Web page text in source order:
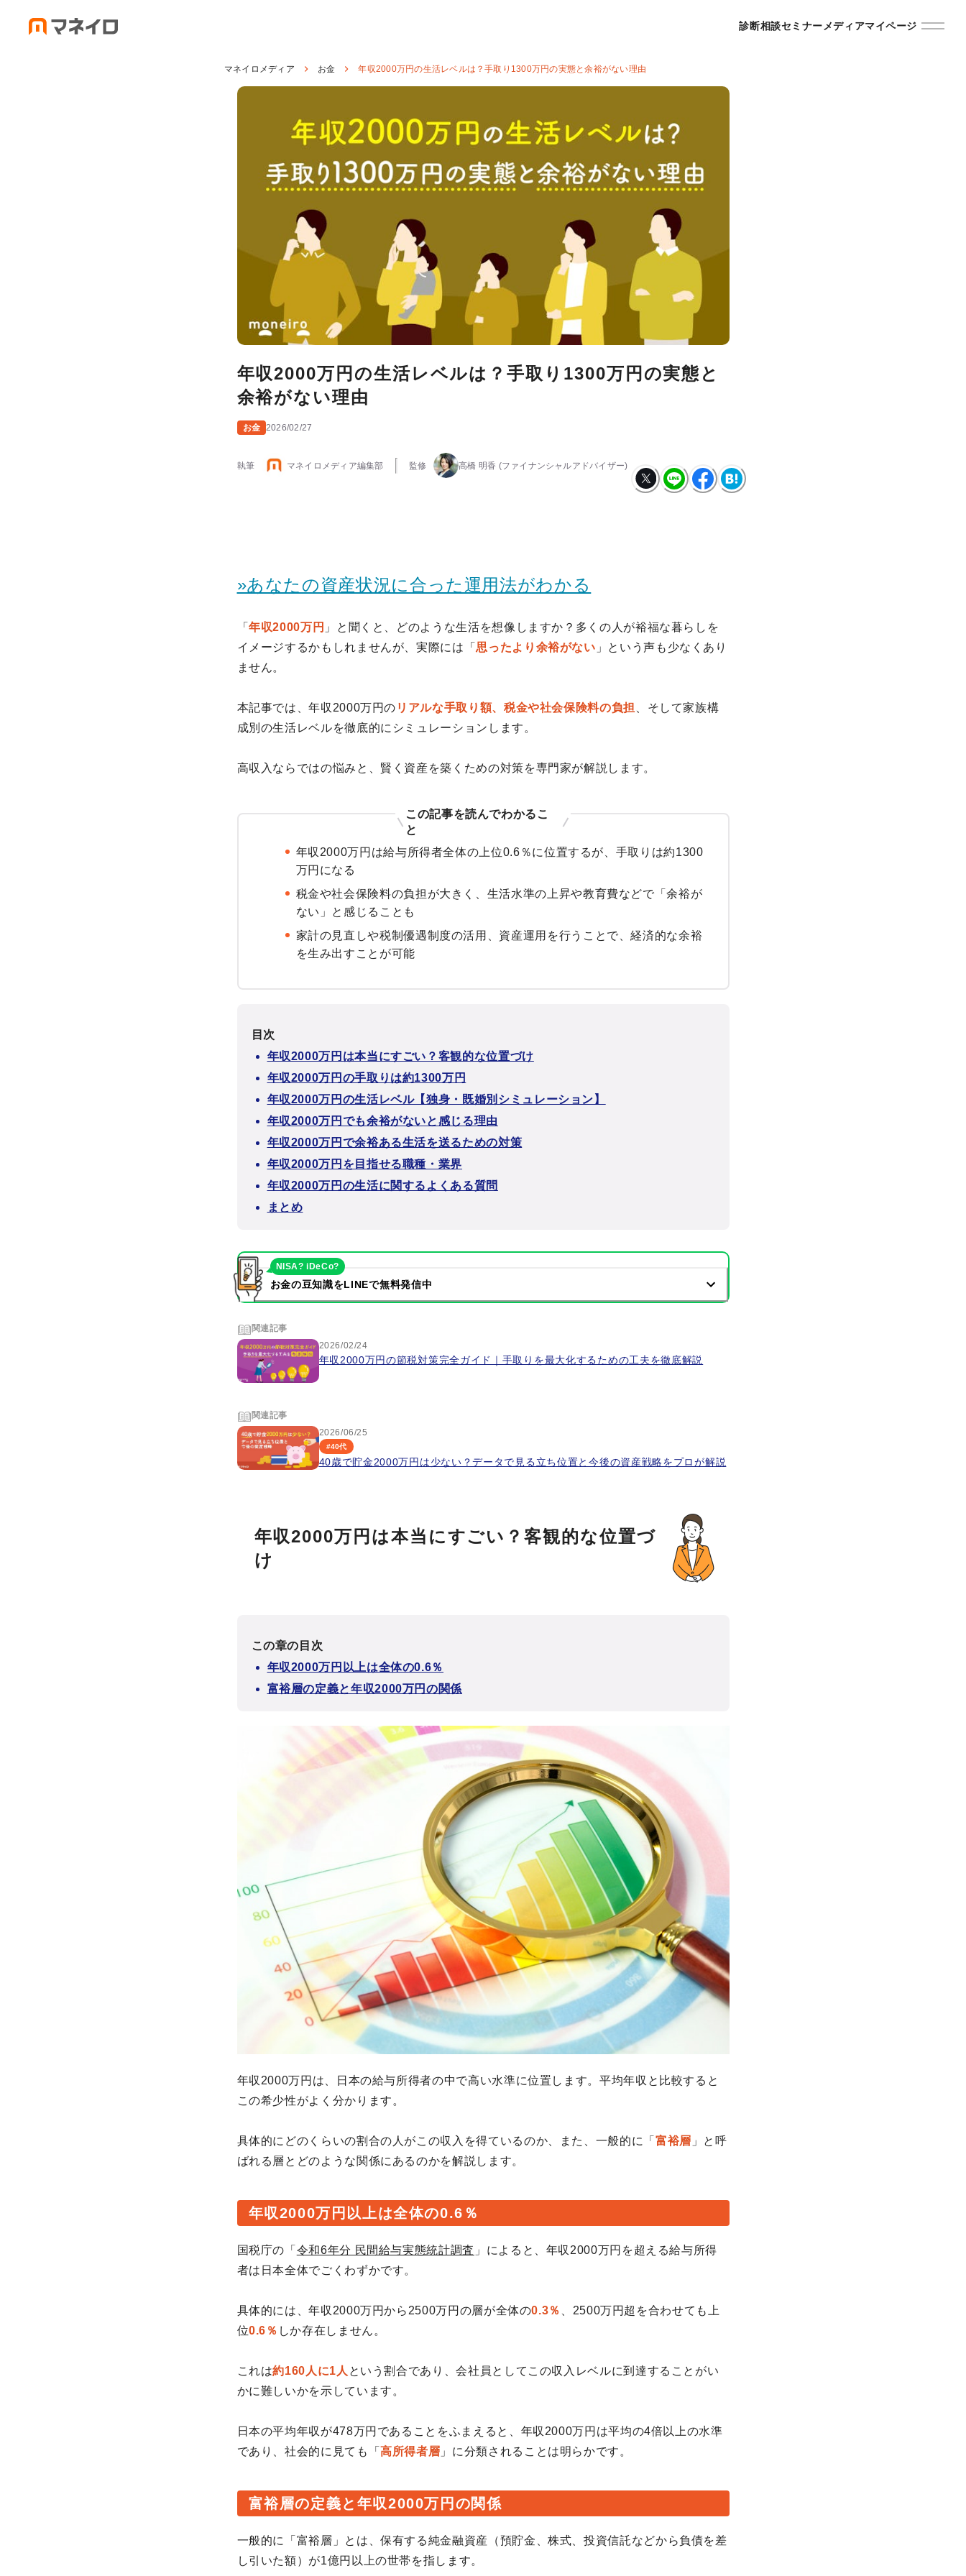
診断相談セミナーメディアマイページ
マネイロメディア お金 年収2000万円の生活レベルは？手取り1300万円の実態と余裕がない理由
年収2000万円の生活レベルは？手取り1300万円の実態と
余裕がない理由
お金 2026/02/27
執筆 マネイロメディア編集部 監修 高橋 明香 (ファイナンシャルアドバイザー)
»あなたの資産状況に合った運用法がわかる
「年収2000万円 」と聞くと、どのような生活を想像しますか？多くの人が裕福な暮らしを
イメージするかもしれませんが、実際には「思ったより余裕がない 」という声も少なくあり
ません。
本記事では、年収2000万円の リアルな手取り額、税金や社会保険料の負担
、そして家族構
成別の生活レベルを徹底的にシミュレーションします。
高収入ならではの悩みと、賢く資産を築くための対策を専門家が解説します。
この記事を読んでわかるこ
と
年収2000万円は給与所得者全体の上位0.6％に位置するが、手取りは約1300
万円になる
税金や社会保険料の負担が大きく、生活水準の上昇や教育費などで「余裕が
ない」と感じることも
家計の見直しや税制優遇制度の活用、資産運用を行うことで、経済的な余裕
を生み出すことが可能
目次
年収2000万円は本当にすごい？客観的な位置づけ
年収2000万円の手取りは約1300万円
年収2000万円の生活レベル【独身・既婚別シミュレーション】
年収2000万円でも余裕がないと感じる理由
年収2000万円で余裕ある生活を送るための対策
年収2000万円を目指せる職種・業界
年収2000万円の生活に関するよくある質問
まとめ
お金の豆知識をLINEで無料発信中
NISA? iDeCo?
関連記事
2026/02/24
年収2000万円の節税対策完全ガイド｜手取りを最大化するための工夫を徹底解説
関連記事
2026/06/25
#40代
40歳で貯金2000万円は少ない？データで見る立ち位置と今後の資産戦略をプロが解説
年収2000万円は本当にすごい？客観的な位置づ
け
この章の目次
年収2000万円以上は全体の0.6％
富裕層の定義と年収2000万円の関係
年収2000万円は、日本の給与所得者の中で高い水準に位置します。平均年収と比較すると
この希少性がよく分かります。
具体的にどのくらいの割合の人がこの収入を得ているのか、また、一般的に「 富裕層 」と呼
ばれる層とどのような関係にあるのかを解説します。
年収2000万円以上は全体の0.6％
国税庁の「 令和6年分 民間給与実態統計調査 」によると、年収2000万円を超える給与所得
者は日本全体でごくわずかです。
具体的には、年収2000万円から2500万円の層が全体の0.3％
、2500万円超を合わせても上
位0.6％ しか存在しません。
これは約160人に1人 という割合であり、会社員としてこの収入レベルに到達することがい
かに難しいかを示しています。
日本の平均年収が478万円であることをふまえると、年収2000万円は平均の4倍以上の水準
であり、社会的に見ても「高所得者層 」に分類されることは明らかです。
富裕層の定義と年収2000万円の関係
一般的に「富裕層」とは、保有する純金融資産（預貯金、株式、投資信託などから負債を差
し引いた額）が1億円以上の世帯を指します。